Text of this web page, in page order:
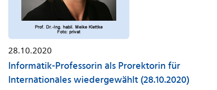
28.10.2020
Informatik-Professorin als Prorektorin für
Internationales wiedergewählt (28.10.2020)